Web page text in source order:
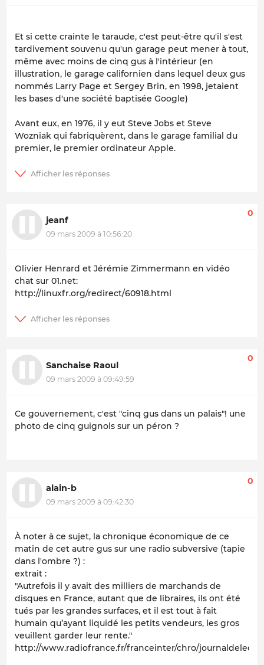
Et si cette crainte le taraude, c'est peut-être qu'il s'est
tardivement souvenu qu'un garage peut mener à tout,
même avec moins de cinq gus à l'intérieur (en
illustration, le garage californien dans lequel deux gus
nommés Larry Page et Sergey Brin, en 1998, jetaient
les bases d'une société baptisée Google)
Avant eux, en 1976, il y eut Steve Jobs et Steve
Wozniak qui fabriquèrent, dans le garage familial du
premier, le premier ordinateur Apple.
jeanf
09 mars 2009 à 10:56:20
0
Olivier Henrard et Jérémie Zimmermann en vidéo
chat sur 01.net:
http://linuxfr.org/redirect/60918.html
Sanchaise Raoul
09 mars 2009 à 09:49:59
0
Ce gouvernement, c'est "cinq gus dans un palais"! une
photo de cinq guignols sur un péron ?
alain-b
09 mars 2009 à 09:42:30
0
À noter à ce sujet, la chronique économique de ce
matin de cet autre gus sur une radio subversive (tapie
dans l'ombre ?) :
extrait :
"Autrefois il y avait des milliers de marchands de
disques en France, autant que de libraires, ils ont été
tués par les grandes surfaces, et il est tout à fait
humain qu’ayant liquidé les petits vendeurs, les gros
veuillent garder leur rente."
http://www.radiofrance.fr/franceinter/chro/